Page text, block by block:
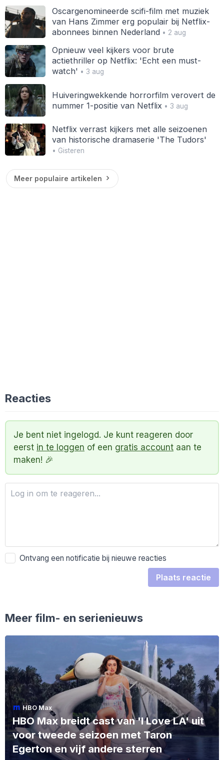
Oscargenomineerde scifi-film met muziek
van Hans Zimmer erg populair bij Netflix-
abonnees binnen Nederland • 2 aug
Opnieuw veel kijkers voor brute
actiethriller op Netflix: 'Echt een must-
watch' • 3 aug
Huiveringwekkende horrorfilm verovert de
nummer 1-positie van Netflix • 3 aug
Netflix verrast kijkers met alle seizoenen
van historische dramaserie 'The Tudors'
• Gisteren
Meer populaire artikelen
Reacties
Je bent niet ingelogd. Je kunt reageren door
eerst in te loggen of een gratis account aan te
maken! 🎉
Ontvang een notificatie bij nieuwe reacties
Plaats reactie
Meer film- en serienieuws
HBO Max
HBO Max breidt cast van 'I Love LA' uit
voor tweede seizoen met Taron
Egerton en vijf andere sterren